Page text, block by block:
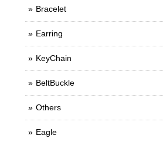
Bracelet
Earring
KeyChain
BeltBuckle
Others
Eagle